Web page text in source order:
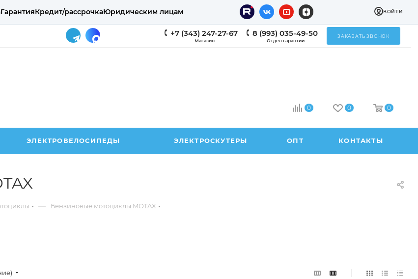
ГарантияКредит/рассрочкаЮридическим лицам ВОЙТИ
+7 (343) 247-27-67
Магазин
8 (993) 035-49-50
Отдел гарантии
ЗАКАЗАТЬ ЗВОНОК
0 0 0
ЭЛЕКТРОВЕЛОСИПЕДЫ ЭЛЕКТРОСКУТЕРЫ ОПТ КОНТАКТЫ
— Бензиновые мотоциклы MOTAX